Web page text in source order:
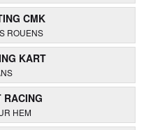
CMK
ROUENS
KART
RACING
HEM